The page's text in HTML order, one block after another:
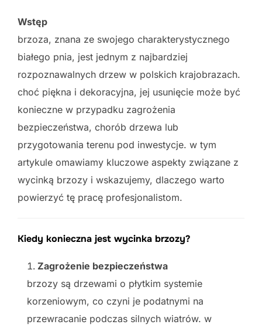
Wstęp
brzoza, znana ze swojego charakterystycznego
białego pnia, jest jednym z najbardziej
rozpoznawalnych drzew w polskich krajobrazach.
choć piękna i dekoracyjna, jej usunięcie może być
konieczne w przypadku zagrożenia
bezpieczeństwa, chorób drzewa lub
przygotowania terenu pod inwestycje. w tym
artykule omawiamy kluczowe aspekty związane z
wycinką brzozy i wskazujemy, dlaczego warto
powierzyć tę pracę profesjonalistom.
Kiedy konieczna jest wycinka brzozy?
Zagrożenie bezpieczeństwa
brzozy są drzewami o płytkim systemie
korzeniowym, co czyni je podatnymi na
przewracanie podczas silnych wiatrów. w